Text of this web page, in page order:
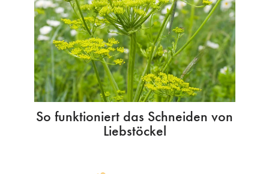
So funktioniert das Schneiden von
Liebstöckel